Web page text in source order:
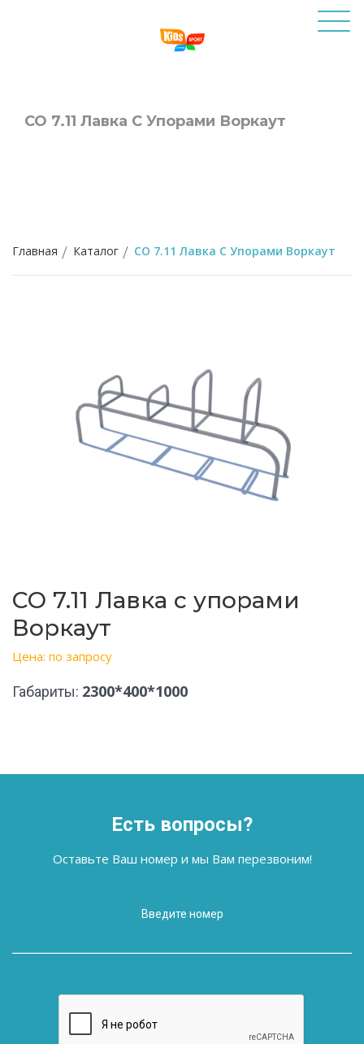
СО 7.11 Лавка С Упорами Воркаут
Главная Каталог СО 7.11 Лавка С Упорами Воркаут
СО 7.11 Лавка с упорами
Воркаут
Цена: по запросу
Габариты: 2300*400*1000
Есть вопросы?
Оставьте Ваш номер и мы Вам перезвоним!